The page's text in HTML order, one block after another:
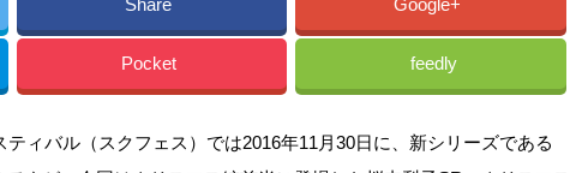
Pocket feedly
ィバル（スクフェス）では2016年11月30日に、新シリーズである